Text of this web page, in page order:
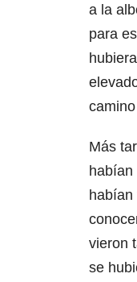
a la
para
Más
vieron
se